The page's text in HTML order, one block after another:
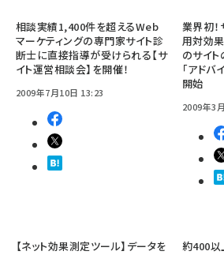
相談実績1,400件を超えるWeb
マーケティングの専門家サイト診
断士に直接指導が受けられる【サ
イト運営相談会】を開催！
2009年7月10日 13:23
業界初！
用対効
のサイ
「アド
開始
2009年3
【ネット効果測定ツール】データを
約400以